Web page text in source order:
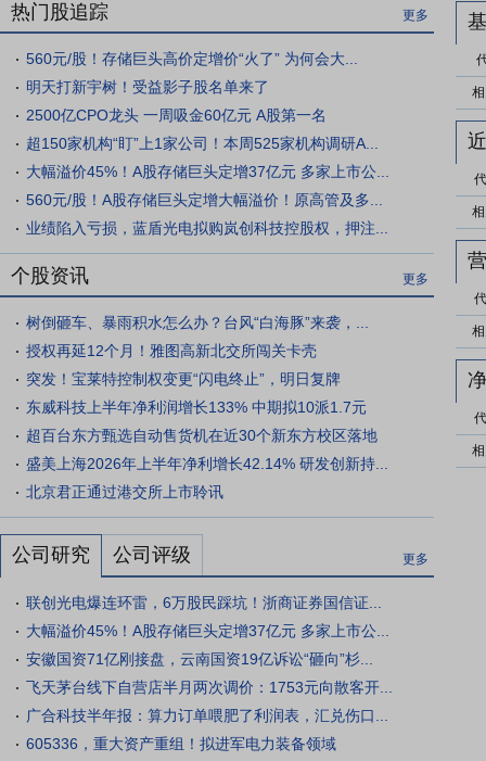
热门股追踪 更多
560元/股！存储巨头高价定增价“火了” 为何会大...
明天打新宇树！受益影子股名单来了
2500亿CPO龙头 一周吸金60亿元 A股第一名
超150家机构“盯”上1家公司！本周525家机构调研A...
大幅溢价45%！A股存储巨头定增37亿元 多家上市公...
560元/股！A股存储巨头定增大幅溢价！原高管及多...
业绩陷入亏损，蓝盾光电拟购岚创科技控股权，押注...
个股资讯 更多
树倒砸车、暴雨积水怎么办？台风“白海豚”来袭，...
授权再延12个月！雅图高新北交所闯关卡壳
突发！宝莱特控制权变更“闪电终止”，明日复牌
东威科技上半年净利润增长133% 中期拟10派1.7元
超百台东方甄选自动售货机在近30个新东方校区落地
盛美上海2026年上半年净利增长42.14% 研发创新持...
北京君正通过港交所上市聆讯
公司研究 公司评级 更多
联创光电爆连环雷，6万股民踩坑！浙商证券国信证...
大幅溢价45%！A股存储巨头定增37亿元 多家上市公...
安徽国资71亿刚接盘，云南国资19亿诉讼“砸向”杉...
飞天茅台线下自营店半月两次调价：1753元向散客开...
广合科技半年报：算力订单喂肥了利润表，汇兑伤口...
605336，重大资产重组！拟进军电力装备领域